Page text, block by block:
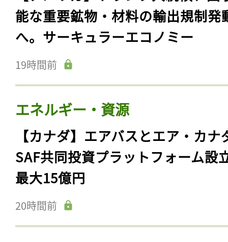
能な重要鉱物・材料の輸出規制発
へ。サーキュラーエコノミー
19時間前
エネルギー・資源
【カナダ】エアバスとエア・カナ
SAF共同投資プラットフォーム設
最大15億円
20時間前